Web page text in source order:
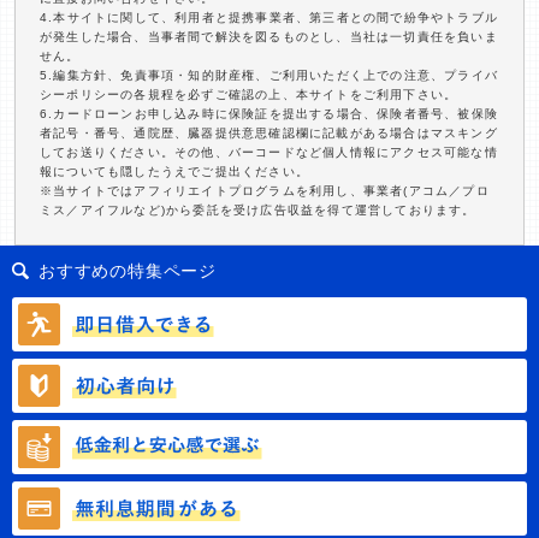
4.本サイトに関して、利用者と提携事業者、第三者との間で紛争やトラブル
が発生した場合、当事者間で解決を図るものとし、当社は一切責任を負いま
せん。
5.編集方針、免責事項・知的財産権、ご利用いただく上での注意、プライバ
シーポリシーの各規程を必ずご確認の上、本サイトをご利用下さい。
6.カードローンお申し込み時に保険証を提出する場合、保険者番号、被保険
者記号・番号、通院歴、臓器提供意思確認欄に記載がある場合はマスキング
してお送りください。その他、バーコードなど個人情報にアクセス可能な情
報についても隠したうえでご提出ください。
※当サイトではアフィリエイトプログラムを利用し、事業者(アコム／プロ
ミス／アイフルなど)から委託を受け広告収益を得て運営しております。
おすすめの特集ページ